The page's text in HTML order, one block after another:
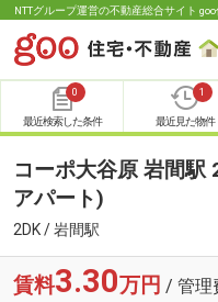
NTTグループ運営の不動産総合サイト
0
最近検索した条件
1
最近見た物件
コーポ大谷原 岩間駅
アパート)
2DK / 岩間駅
賃料3.30万円 / 管理